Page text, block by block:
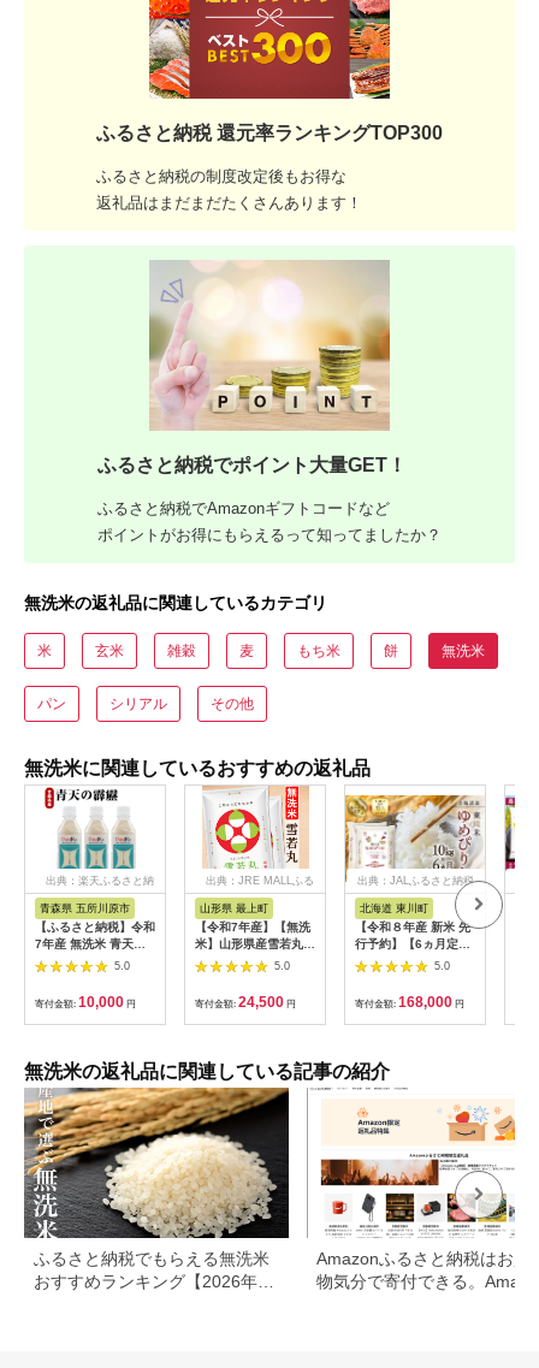
ふるさと納税 還元率ランキングTOP300
ふるさと納税の制度改定後もお得な
返礼品はまだまだたくさんあります！
ふるさと納税でポイント大量GET！
ふるさと納税でAmazonギフトコードなど
ポイントがお得にもらえるって知ってましたか？
無洗米の返礼品に関連しているカテゴリ
米 玄米 雑穀 麦 もち米 餅 無洗米
パン シリアル その他
無洗米に関連しているおすすめの返礼品
出典：楽天ふるさと納
青森県 五所川原市
【ふるさと納税】令和
7年産 無洗米 青天の
霹靂 2合 (300g) 3本 /
24本 / 特A 米 ペット
ボトル 贈り物 ギフト
贈答 常温保存 備蓄 晴
天の霹靂 お米 青森県
5.0
寄付金額: 10,000 円
出典：JRE MALLふる
さと納税
山形県 最上町
【令和7年産】【無洗
米】山形県産雪若丸
10kg
5.0
寄付金額: 24,500 円
出典：JALふるさと納税
北海道 東川町
【令和８年産 新米 先
行予約】【6ヵ月定期
便】東川米ゆめぴりか
10kg（2026年10月中
旬より発送予定）
5.0
寄付金額: 168,000 円
無洗米の返礼品に関連している記事の紹介
ふるさと納税でもらえる無洗米
おすすめランキング【2026年最
Amazonふるさと納税はお買
物気分で寄付できる。